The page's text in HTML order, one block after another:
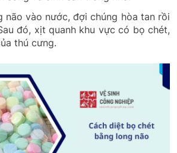
não vào nước, đợi chúng hòa tan rồi
đó, xịt quanh khu vực có bọ chét,
thú cưng.